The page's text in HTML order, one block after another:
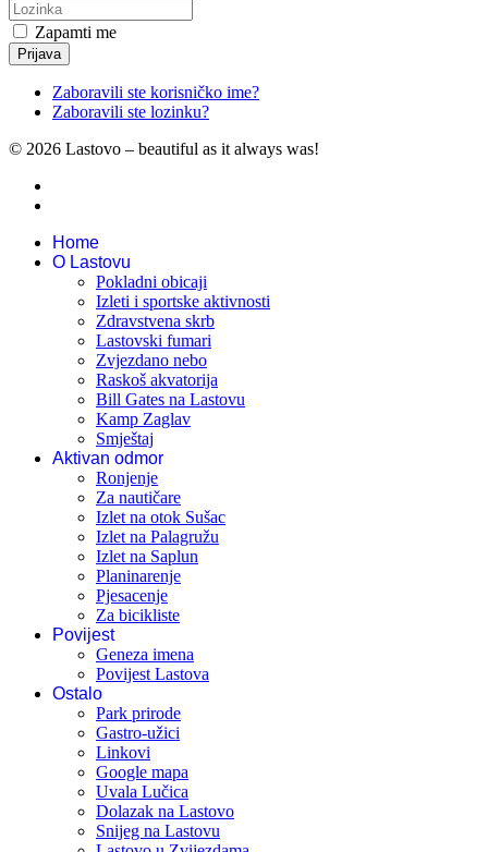
Zapamti me
Prijava
Zaboravili ste korisničko ime?
Zaboravili ste lozinku?
© 2026 Lastovo – beautiful as it always was!
Home
O Lastovu
Pokladni obicaji
Izleti i sportske aktivnosti
Zdravstvena skrb
Lastovski fumari
Zvjezdano nebo
Raskoš akvatorija
Bill Gates na Lastovu
Kamp Zaglav
Smještaj
Aktivan odmor
Ronjenje
Za nautičare
Izlet na otok Sušac
Izlet na Palagružu
Izlet na Saplun
Planinarenje
Pjesacenje
Za bicikliste
Povijest
Geneza imena
Povijest Lastova
Ostalo
Park prirode
Gastro-užici
Linkovi
Google mapa
Uvala Lučica
Dolazak na Lastovo
Snijeg na Lastovu